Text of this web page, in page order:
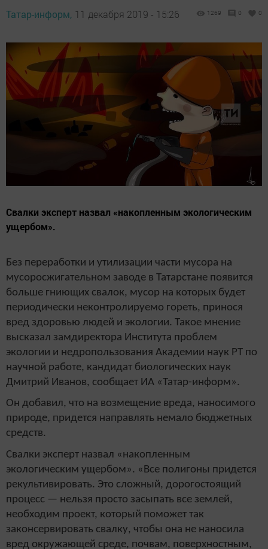
Татар-информ, 11 декабря 2019 - 15:26 1269 0 0
Свалки эксперт назвал «накопленным экологическим
ущербом».
Без переработки и утилизации части мусора на
мусоросжигательном заводе в Татарстане появится
больше гниющих свалок, мусор на которых будет
периодически неконтролируемо гореть, принося
вред здоровью людей и экологии. Такое мнение
высказал замдиректора Института проблем
экологии и недропользования Академии наук РТ по
научной работе, кандидат биологических наук
Дмитрий Иванов, сообщает ИА «Татар-информ».
Он добавил, что на возмещение вреда, наносимого
природе, придется направлять немало бюджетных
средств.
Свалки эксперт назвал «накопленным
экологическим ущербом». «Все полигоны придется
рекультивировать. Это сложный, дорогостоящий
процесс — нельзя просто засыпать все землей,
необходим проект, который поможет так
законсервировать свалку, чтобы она не наносила
вред окружающей среде, почвам, поверхностным,